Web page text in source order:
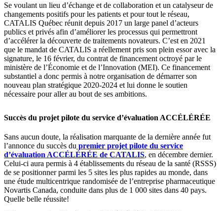
Se voulant un lieu d’échange et de collaboration et un catalyseur de
changements positifs pour les patients et pour tout le réseau,
CATALIS Québec réunit depuis 2017 un large panel d’acteurs
publics et privés afin d’améliorer les processus qui permettront
d’accélérer la découverte de traitements novateurs. C’est en 2021
que le mandat de CATALIS a réellement pris son plein essor avec la
signature, le 16 février, du contrat de financement octroyé par le
ministère de l’Économie et de l’Innovation (MEI). Ce financement
substantiel a donc permis à notre organisation de démarrer son
nouveau plan stratégique 2020-2024 et lui donne le soutien
nécessaire pour aller au bout de ses ambitions.
Succès du projet pilote du service d’évaluation ACCÉLÉRÉE
Sans aucun doute, la réalisation marquante de la dernière année fut
l’annonce du succès du premier projet pilote du service
d’évaluation ACCÉLÉRÉE de CATALIS, en décembre dernier.
Celui-ci aura permis à 4 établissements du réseau de la santé (RSSS)
de se positionner parmi les 5 sites les plus rapides au monde, dans
une étude multicentrique randomisée de l’entreprise pharmaceutique
Novartis Canada, conduite dans plus de 1 000 sites dans 40 pays.
Quelle belle réussite!